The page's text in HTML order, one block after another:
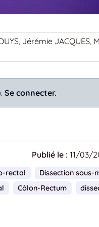
Jérémie JACQUES,
Se connecter.
Publié le : 11/03/
rectal Dissection sous-
Côlon-Rectum